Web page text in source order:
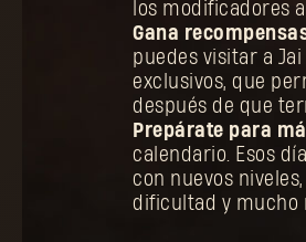
los modificadores
Gana
puedes visitar a
exclusivos, que
después de que
Prepárate para
calendario. Esos
con nuevos
dificultad y mucho